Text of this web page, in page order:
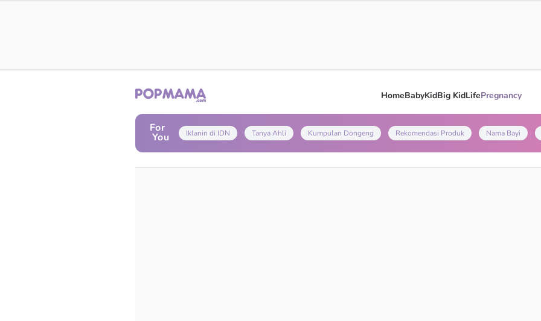
HomeBabyKidBig KidLifePregnancy
For
You Iklanin di IDN Tanya Ahli Kumpulan Dongeng Rekomendasi Produk Nama Bayi